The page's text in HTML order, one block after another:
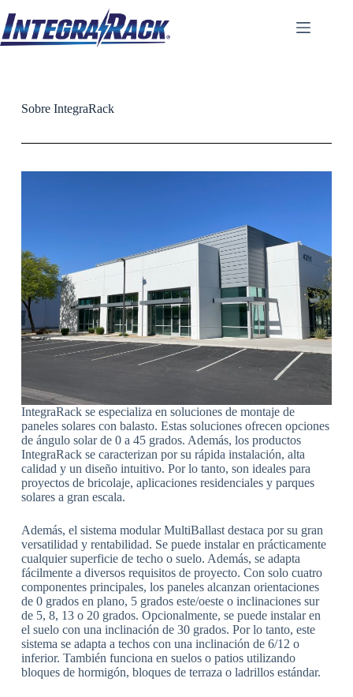
Sobre IntegraRack
IntegraRack se especializa en soluciones de montaje de
paneles solares con balasto. Estas soluciones ofrecen opciones
de ángulo solar de 0 a 45 grados. Además, los productos
IntegraRack se caracterizan por su rápida instalación, alta
calidad y un diseño intuitivo. Por lo tanto, son ideales para
proyectos de bricolaje, aplicaciones residenciales y parques
solares a gran escala.
Además, el sistema modular MultiBallast destaca por su gran
versatilidad y rentabilidad. Se puede instalar en prácticamente
cualquier superficie de techo o suelo. Además, se adapta
fácilmente a diversos requisitos de proyecto. Con solo cuatro
componentes principales, los paneles alcanzan orientaciones
de 0 grados en plano, 5 grados este/oeste o inclinaciones sur
de 5, 8, 13 o 20 grados. Opcionalmente, se puede instalar en
el suelo con una inclinación de 30 grados. Por lo tanto, este
sistema se adapta a techos con una inclinación de 6/12 o
inferior. También funciona en suelos o patios utilizando
bloques de hormigón, bloques de terraza o ladrillos estándar.